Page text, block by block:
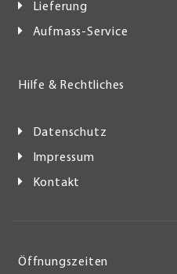
Lieferung
Aufmass-Service
Hilfe & Rechtliches
Datenschutz
Impressum
Kontakt
Öffnungszeiten